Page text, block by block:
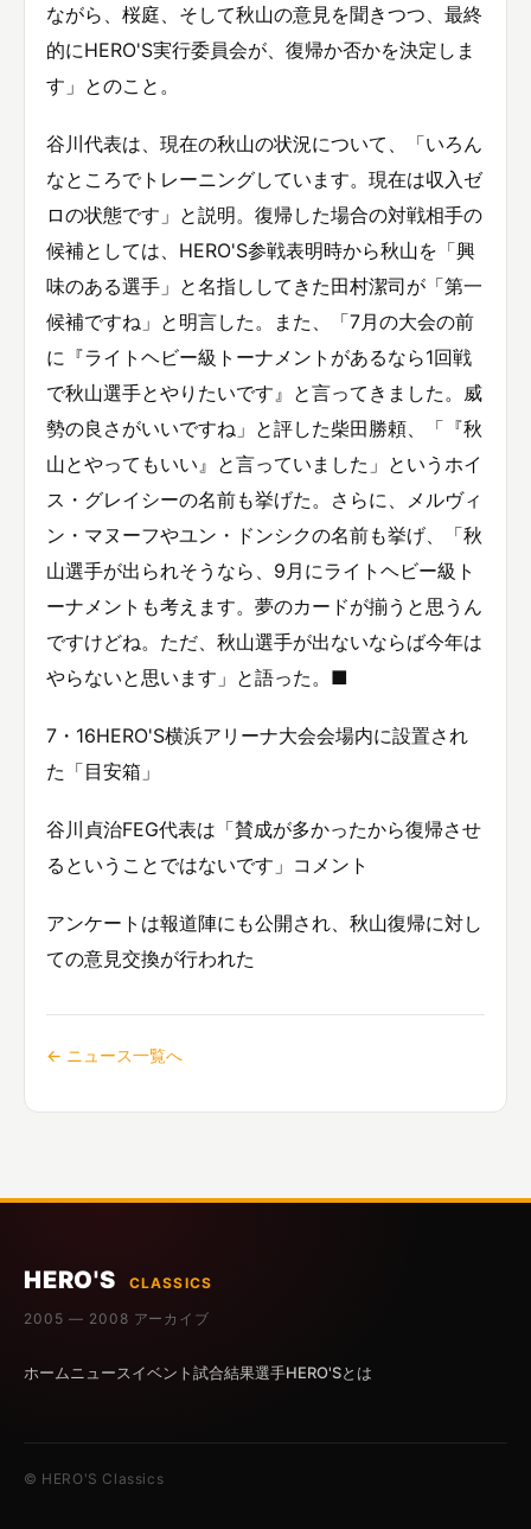
ながら、桜庭、そして秋山の意見を聞きつつ、最終
的にHERO'S実行委員会が、復帰か否かを決定しま
す」とのこと。
谷川代表は、現在の秋山の状況について、「いろん
なところでトレーニングしています。現在は収入ゼ
ロの状態です」と説明。復帰した場合の対戦相手の
候補としては、HERO'S参戦表明時から秋山を「興
味のある選手」と名指ししてきた田村潔司が「第一
候補ですね」と明言した。また、「7月の大会の前
に『ライトヘビー級トーナメントがあるなら1回戦
で秋山選手とやりたいです』と言ってきました。威
勢の良さがいいですね」と評した柴田勝頼、「『秋
山とやってもいい』と言っていました」というホイ
ス・グレイシーの名前も挙げた。さらに、メルヴィ
ン・マヌーフやユン・ドンシクの名前も挙げ、「秋
山選手が出られそうなら、9月にライトヘビー級ト
ーナメントも考えます。夢のカードが揃うと思うん
ですけどね。ただ、秋山選手が出ないならば今年は
やらないと思います」と語った。■
7・16HERO'S横浜アリーナ大会会場内に設置され
た「目安箱」
谷川貞治FEG代表は「賛成が多かったから復帰させ
るということではないです」コメント
アンケートは報道陣にも公開され、秋山復帰に対し
ての意見交換が行われた
← ニュース一覧へ
HERO'S
CLASSICS
2005 — 2008 アーカイブ
ホームニュースイベント試合結果選手HERO'Sとは
© HERO'S Classics